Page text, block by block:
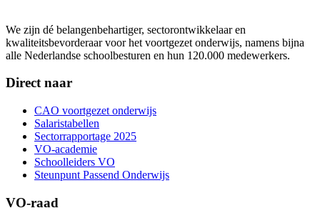
We zijn dé belangenbehartiger, sectorontwikkelaar en
kwaliteitsbevorderaar voor het voortgezet onderwijs, namens bijna
alle Nederlandse schoolbesturen en hun 120.000 medewerkers.
Direct naar
CAO voortgezet onderwijs
Salaristabellen
Sectorrapportage 2025
VO-academie
Schoolleiders VO
Steunpunt Passend Onderwijs
VO-raad